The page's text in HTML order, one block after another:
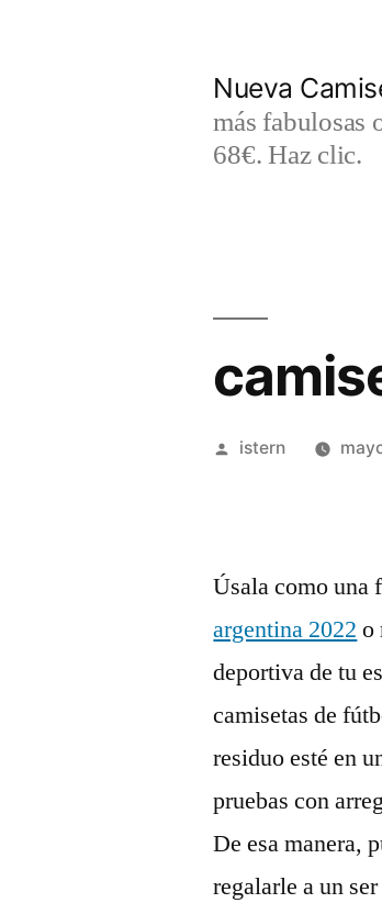
Nueva
más fabulosas
68€. Haz clic.
Publicado
istern
Úsala como una
argentina 2022 o
deportiva de tu
camisetas de
residuo esté en
pruebas con
De esa manera,
regalarle a un